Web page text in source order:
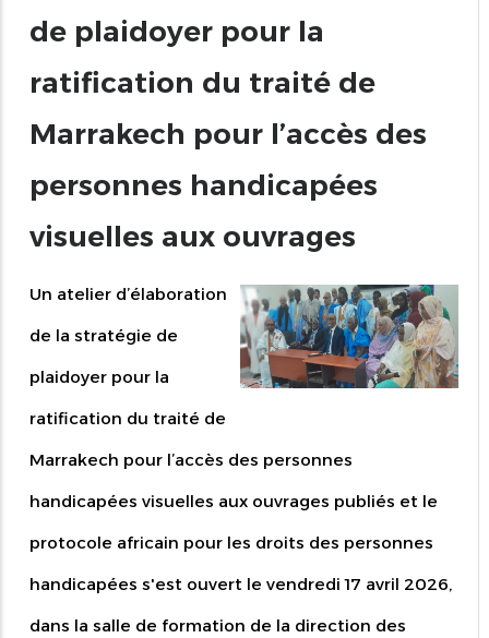
de plaidoyer pour la
ratification du traité de
Marrakech pour l’accès des
personnes handicapées
visuelles aux ouvrages
Un atelier d’élaboration
de la stratégie de
plaidoyer pour la
ratification du traité de
Marrakech pour l’accès des personnes
handicapées visuelles aux ouvrages publiés et le
protocole africain pour les droits des personnes
handicapées s'est ouvert le vendredi 17 avril 2026,
dans la salle de formation de la direction des